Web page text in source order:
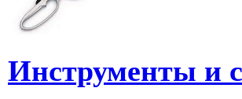
Инструменты и